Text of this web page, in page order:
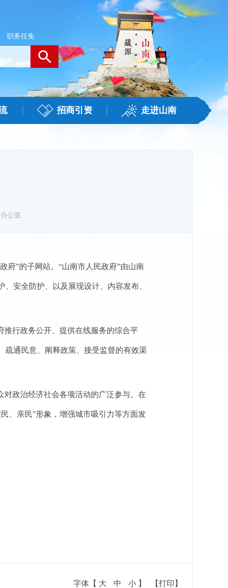
职务任免
招商引资 走进山南
公室
府”的子网站。“山南市人民政府”由山南
安全防护、以及展现设计、内容发布、
推行政务公开、提供在线服务的综合平
疏通民意、阐释政策、接受监督的有效渠
政治经济社会各项活动的广泛参与。在
、亲民”形象，增强城市吸引力等方面发
字体【 大 中 小 】 【打印】